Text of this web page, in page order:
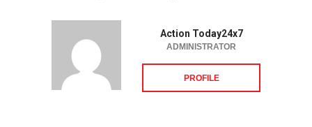
Action Today24x7
ADMINISTRATOR
PROFILE